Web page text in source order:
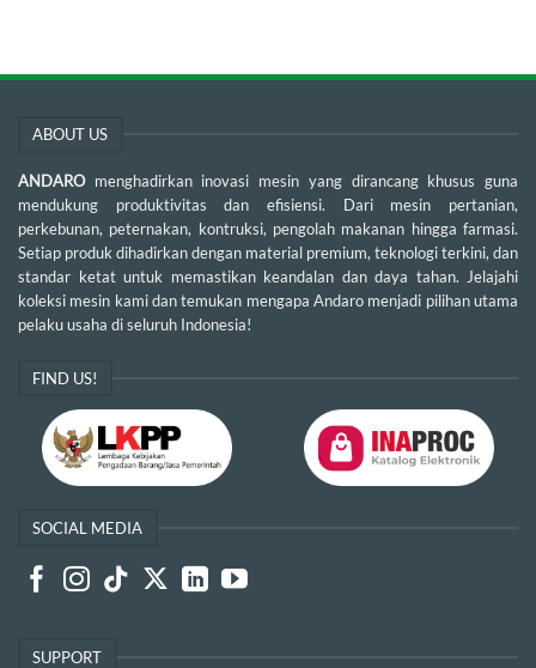
ABOUT US
ANDARO menghadirkan inovasi mesin yang dirancang khusus guna
mendukung produktivitas dan efisiensi. Dari mesin pertanian,
perkebunan, peternakan, kontruksi, pengolah makanan hingga farmasi.
Setiap produk dihadirkan dengan material premium, teknologi terkini, dan
standar ketat untuk memastikan keandalan dan daya tahan. Jelajahi
koleksi mesin kami dan temukan mengapa Andaro menjadi pilihan utama
pelaku usaha di seluruh Indonesia!
FIND US!
SOCIAL MEDIA
SUPPORT